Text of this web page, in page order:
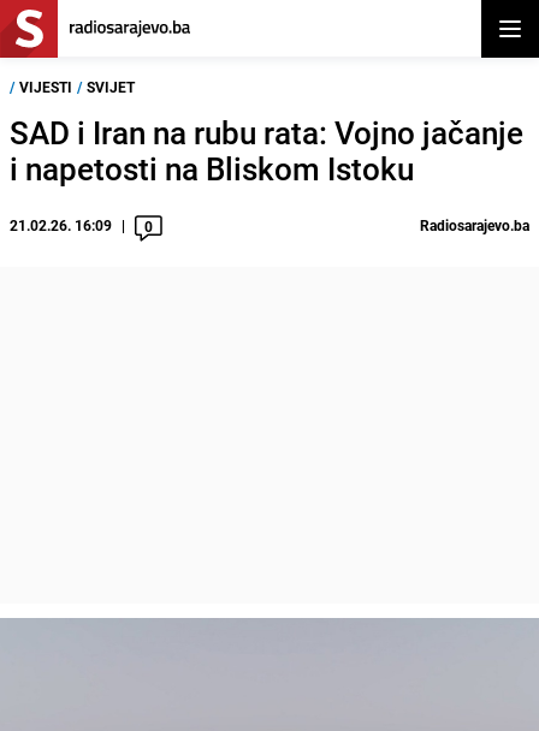
/ VIJESTI / SVIJET
SAD i Iran na rubu rata: Vojno jačanje
i napetosti na Bliskom Istoku
21.02.26. 16:09 0 Radiosarajevo.ba